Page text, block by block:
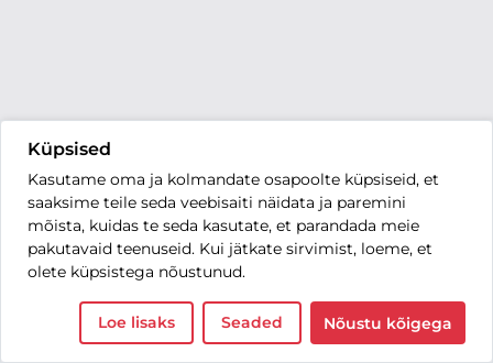
Küpsised
Kasutame oma ja kolmandate osapoolte küpsiseid, et
saaksime teile seda veebisaiti näidata ja paremini
mõista, kuidas te seda kasutate, et parandada meie
pakutavaid teenuseid. Kui jätkate sirvimist, loeme, et
olete küpsistega nõustunud.
Loe lisaks Seaded Nõustu kõigega